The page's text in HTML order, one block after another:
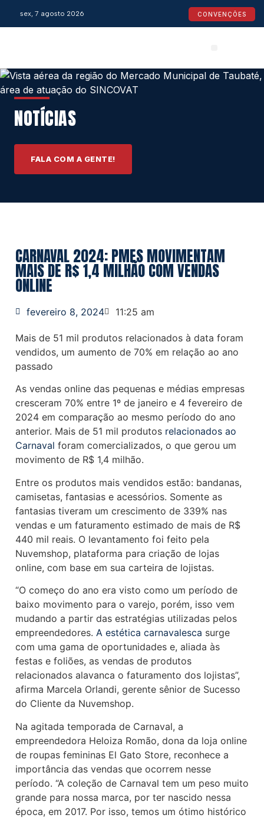
sex, 7 agosto 2026 CONVENÇÕES
NOTÍCIAS
FALA COM A GENTE!
CARNAVAL 2024: PMES MOVIMENTAM
MAIS DE R$ 1,4 MILHÃO COM VENDAS
ONLINE
fevereiro 8, 2024 11:25 am
Mais de 51 mil produtos relacionados à data foram
vendidos, um aumento de 70% em relação ao ano
passado
As vendas online das pequenas e médias empresas
cresceram 70% entre 1º de janeiro e 4 fevereiro de
2024 em comparação ao mesmo período do ano
anterior. Mais de 51 mil produtos relacionados ao
Carnaval foram comercializados, o que gerou um
movimento de R$ 1,4 milhão.
Entre os produtos mais vendidos estão: bandanas,
camisetas, fantasias e acessórios. Somente as
fantasias tiveram um crescimento de 339% nas
vendas e um faturamento estimado de mais de R$
440 mil reais. O levantamento foi feito pela
Nuvemshop, plataforma para criação de lojas
online, com base em sua carteira de lojistas.
“O começo do ano era visto como um período de
baixo movimento para o varejo, porém, isso vem
mudando a partir das estratégias utilizadas pelos
empreendedores. A estética carnavalesca surge
com uma gama de oportunidades e, aliada às
festas e foliões, as vendas de produtos
relacionados alavanca o faturamento dos lojistas”,
afirma Marcela Orlandi, gerente sênior de Sucesso
do Cliente da Nuvemshop.
Na agitada temporada de Carnaval, a
empreendedora Heloiza Romão, dona da loja online
de roupas femininas El Gato Store, reconhece a
importância das vendas que ocorrem nesse
período. “A coleção de Carnaval tem um peso muito
grande para nossa marca, por ter nascido nessa
época, em 2017. Por isso, temos um ótimo histórico